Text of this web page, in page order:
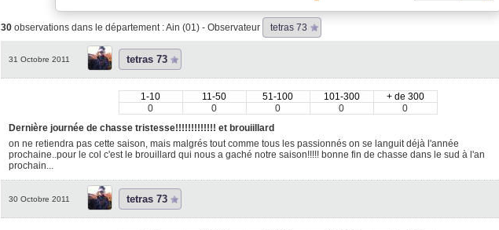
30observations dans le département : Ain (01) - Observateur tetras 73
31 Octobre 2011 tetras 73
1-10 11-50 51-100 101-300
+ de 300
0
0 0 0
0
Dernière journée de chasse tristesse!!!!!!!!!!!!! et brouiillard
on ne retiendra pas cette saison, mais malgrés tout comme tous les passionnés on se languit déjà l'année
prochaine..pour le col c'est le brouillard qui nous a gaché notre saison!!!!! bonne fin de chasse dans le sud à l'an
prochain...
30 Octobre 2011 tetras 73